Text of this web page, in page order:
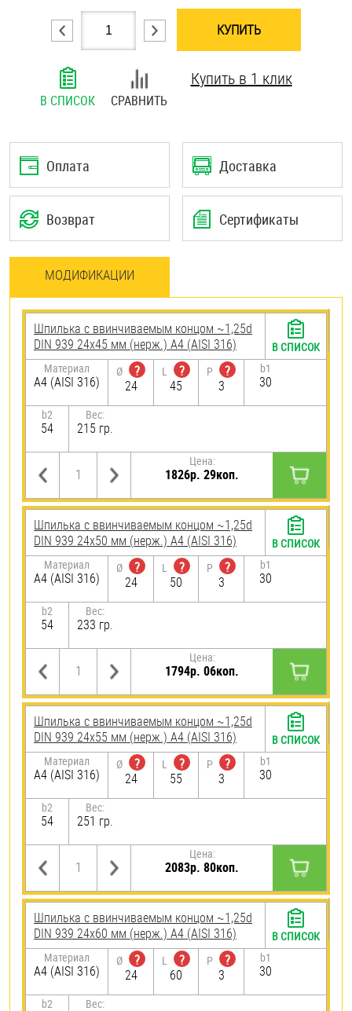
Штифты и пальцы
КУПИТЬ
В СПИСОК СРАВНИТЬ
Купить в 1 клик
Оплата Доставка
Возврат Сертификаты
МОДИФИКАЦИИ
Шпилька c ввинчиваемым концом ~1,25d
DIN 939 24х45 мм (нерж.) A4 (AISI 316)
Материал
A4 (AISI 316)
Ø
?
24
L
?
45
P
?
3
b1
30
b2
54
Вес:
215 гр.
Цена:
1826р. 29коп.
В СПИСОК
Шпилька c ввинчиваемым концом ~1,25d
DIN 939 24х50 мм (нерж.) A4 (AISI 316)
Материал
A4 (AISI 316)
Ø
?
24
L
?
50
P
?
3
b1
30
b2
54
Вес:
233 гр.
Цена:
1794р. 06коп.
В СПИСОК
Шпилька c ввинчиваемым концом ~1,25d
DIN 939 24х55 мм (нерж.) A4 (AISI 316)
Материал
A4 (AISI 316)
Ø
?
24
L
?
55
P
?
3
b1
30
b2
54
Вес:
251 гр.
Цена:
2083р. 80коп.
В СПИСОК
Шпилька c ввинчиваемым концом ~1,25d
DIN 939 24х60 мм (нерж.) A4 (AISI 316)
Материал
A4 (AISI 316)
Ø
?
24
L
?
60
P
?
3
b1
30
b2 Вес:
В СПИСОК